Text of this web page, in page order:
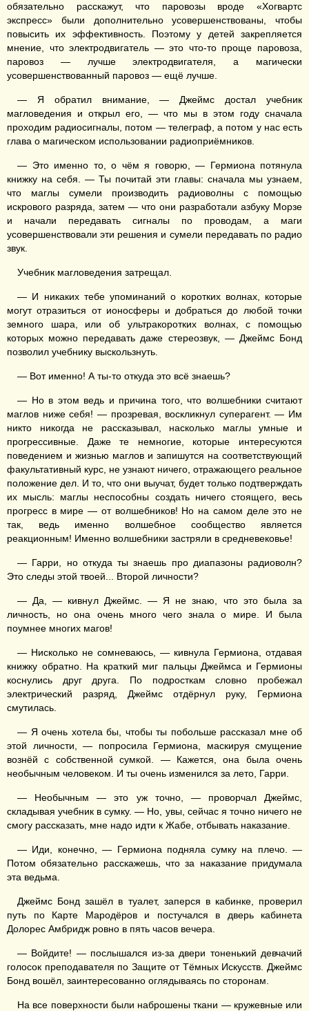
обязательно расскажут, что паровозы вроде «Хогвартс
экспресс» были дополнительно усовершенствованы, чтобы
повысить их эффективность. Поэтому у детей закрепляется
мнение, что электродвигатель — это что-то проще паровоза,
паровоз — лучше электродвигателя, а магически
усовершенствованный паровоз — ещё лучше.
— Я обратил внимание, — Джеймс достал учебник
магловедения и открыл его, — что мы в этом году сначала
проходим радиосигналы, потом — телеграф, а потом у нас есть
глава о магическом использовании радиоприёмников.
— Это именно то, о чём я говорю, — Гермиона потянула
книжку на себя. — Ты почитай эти главы: сначала мы узнаем,
что маглы сумели производить радиоволны с помощью
искрового разряда, затем — что они разработали азбуку Морзе
и начали передавать сигналы по проводам, а маги
усовершенствовали эти решения и сумели передавать по радио
звук.
Учебник магловедения затрещал.
— И никаких тебе упоминаний о коротких волнах, которые
могут отразиться от ионосферы и добраться до любой точки
земного шара, или об ультракоротких волнах, с помощью
которых можно передавать даже стереозвук, — Джеймс Бонд
позволил учебнику выскользнуть.
— Вот именно! А ты-то откуда это всё знаешь?
— Но в этом ведь и причина того, что волшебники считают
маглов ниже себя! — прозревая, воскликнул суперагент. — Им
никто никогда не рассказывал, насколько маглы умные и
прогрессивные. Даже те немногие, которые интересуются
поведением и жизнью маглов и запишутся на соответствующий
факультативный курс, не узнают ничего, отражающего реальное
положение дел. И то, что они выучат, будет только подтверждать
их мысль: маглы неспособны создать ничего стоящего, весь
прогресс в мире — от волшебников! Но на самом деле это не
так, ведь именно волшебное сообщество является
реакционным! Именно волшебники застряли в средневековье!
— Гарри, но откуда ты знаешь про диапазоны радиоволн?
Это следы этой твоей... Второй личности?
— Да, — кивнул Джеймс. — Я не знаю, что это была за
личность, но она очень много чего знала о мире. И была
поумнее многих магов!
— Нисколько не сомневаюсь, — кивнула Гермиона, отдавая
книжку обратно. На краткий миг пальцы Джеймса и Гермионы
коснулись друг друга. По подросткам словно пробежал
электрический разряд, Джеймс отдёрнул руку, Гермиона
смутилась.
— Я очень хотела бы, чтобы ты побольше рассказал мне об
этой личности, — попросила Гермиона, маскируя смущение
вознёй с собственной сумкой. — Кажется, она была очень
необычным человеком. И ты очень изменился за лето, Гарри.
— Необычным — это уж точно, — проворчал Джеймс,
складывая учебник в сумку. — Но, увы, сейчас я точно ничего не
смогу рассказать, мне надо идти к Жабе, отбывать наказание.
— Иди, конечно, — Гермиона подняла сумку на плечо. —
Потом обязательно расскажешь, что за наказание придумала
эта ведьма.
Джеймс Бонд зашёл в туалет, заперся в кабинке, проверил
путь по Карте Мародёров и постучался в дверь кабинета
Долорес Амбридж ровно в пять часов вечера.
— Войдите! — послышался из-за двери тоненький девчачий
голосок преподавателя по Защите от Тёмных Искусств. Джеймс
Бонд вошёл, заинтересованно оглядываясь по сторонам.
На все поверхности были наброшены ткани — кружевные или